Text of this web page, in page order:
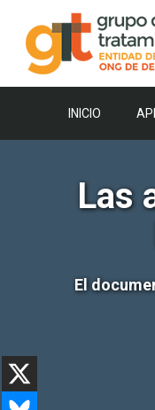
contenido
INICIO
Las
El